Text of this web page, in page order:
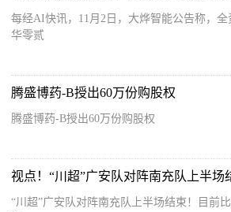
每经AI快讯，11月2日，大烨智能公告称，
华零贰
腾盛博药-B授出60万份购股权
腾盛博药-B授出60万份购股权
视点！“川超”广安队对阵南充队上半场
“川超”广安队对阵南充队上半场结束！目前